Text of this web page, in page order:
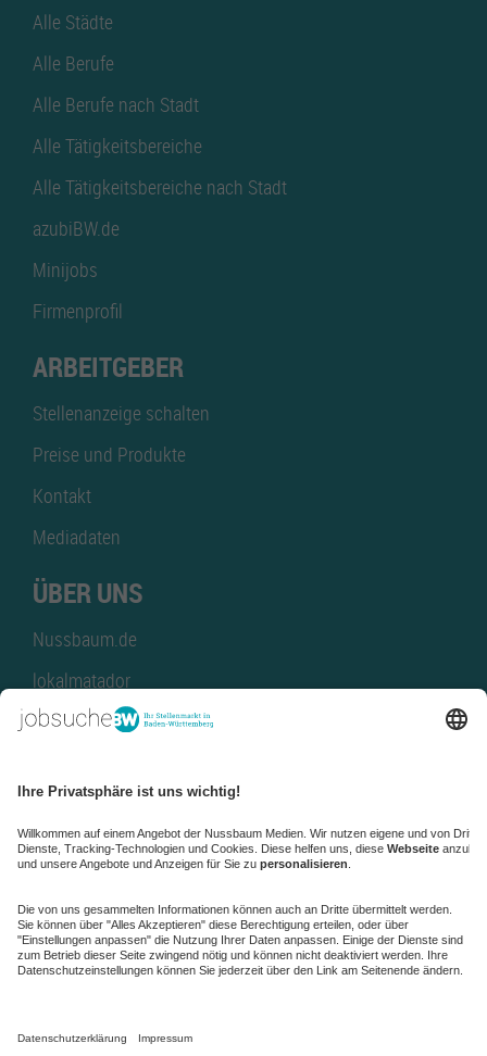
Alle Städte
Alle Berufe
Alle Berufe nach Stadt
Alle Tätigkeitsbereiche
Alle Tätigkeitsbereiche nach Stadt
azubiBW.de
Minijobs
Firmenprofil
ARBEITGEBER
Stellenanzeige schalten
Preise und Produkte
Kontakt
Mediadaten
ÜBER UNS
Nussbaum.de
lokalmatador
kaufinBW
NussbaumID
Nussbaum Medien
de.jobble.org